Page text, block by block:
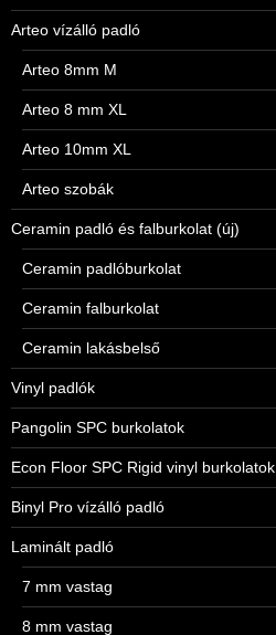
Arteo vízálló padló
Arteo 8mm M
Arteo 8 mm XL
Arteo 10mm XL
Arteo szobák
Ceramin padló és falburkolat (új)
Ceramin padlóburkolat
Ceramin falburkolat
Ceramin lakásbelső
Vinyl padlók
Pangolin SPC burkolatok
Econ Floor SPC Rigid vinyl burkolatok
Binyl Pro vízálló padló
Laminált padló
7 mm vastag
8 mm vastag